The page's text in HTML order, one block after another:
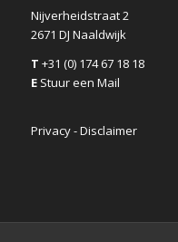
Nijverheidstraat 2
2671 DJ Naaldwijk
T +31 (0) 174 67 18 18
EStuur een Mail
Privacy - Disclaimer